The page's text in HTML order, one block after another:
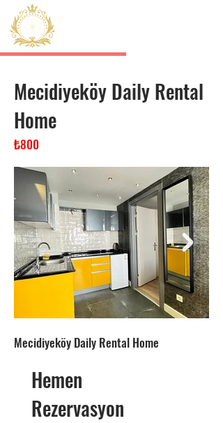
Mecidiyeköy Daily Rental
Home
₺800
Mecidiyeköy Daily Rental Home
Hemen
Rezervasyon